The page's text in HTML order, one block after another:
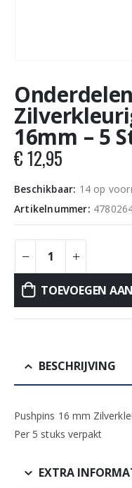
16mm – 5
€12,95
Beschikbaar: 14 op
Artikelnummer:
TOEVOEGEN
BESCHRIJVING
Pushpins 16 mm
Per 5 stuks verpakt
EXTRA